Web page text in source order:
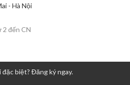
- Hà Nội
đến CN
biệt? Đăng ký ngay.